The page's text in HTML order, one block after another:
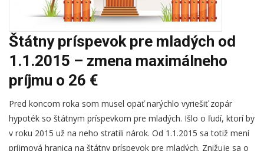
Štátny príspevok pre mladých od
1.1.2015 – zmena maximálneho
príjmu o 26 €
Pred koncom roka som musel opäť narýchlo vyriešiť zopár
hypoték so štátnym príspevkom pre mladých. Išlo o ľudí, ktorí by
v roku 2015 už na neho stratili nárok. Od 1.1.2015 sa totiž mení
príjmová hranica na štátny príspevok pre mladých. Znižuje sa o